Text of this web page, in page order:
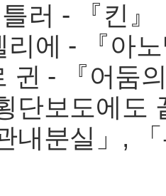
러 - 『킨』
리에 - 『아
귄 - 『어둠
단보도에도
내분실」,